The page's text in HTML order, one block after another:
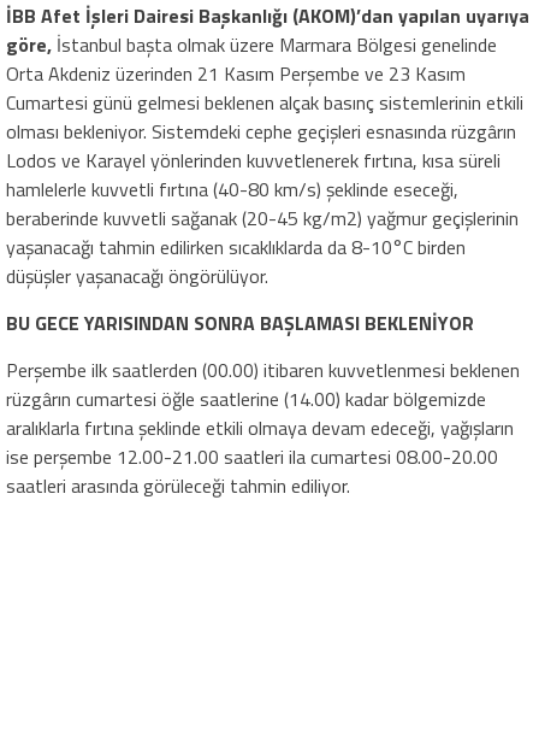
İBB Afet İşleri Dairesi Başkanlığı (AKOM)’dan yapılan uyarıya
göre, İstanbul başta olmak üzere Marmara Bölgesi genelinde
Orta Akdeniz üzerinden 21 Kasım Perşembe ve 23 Kasım
Cumartesi günü gelmesi beklenen alçak basınç sistemlerinin etkili
olması bekleniyor. Sistemdeki cephe geçişleri esnasında rüzgârın
Lodos ve Karayel yönlerinden kuvvetlenerek fırtına, kısa süreli
hamlelerle kuvvetli fırtına (40-80 km/s) şeklinde eseceği,
beraberinde kuvvetli sağanak (20-45 kg/m2) yağmur geçişlerinin
yaşanacağı tahmin edilirken sıcaklıklarda da 8-10°C birden
düşüşler yaşanacağı öngörülüyor.
BU GECE YARISINDAN SONRA BAŞLAMASI BEKLENİYOR
Perşembe ilk saatlerden (00.00) itibaren kuvvetlenmesi beklenen
rüzgârın cumartesi öğle saatlerine (14.00) kadar bölgemizde
aralıklarla fırtına şeklinde etkili olmaya devam edeceği, yağışların
ise perşembe 12.00-21.00 saatleri ila cumartesi 08.00-20.00
saatleri arasında görüleceği tahmin ediliyor.